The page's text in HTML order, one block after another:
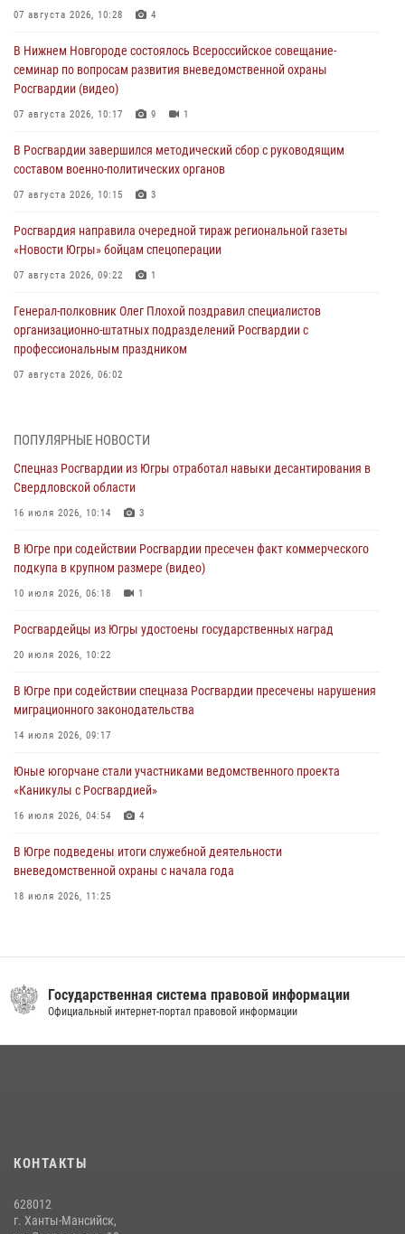
07 августа 2026, 10:28 4
В Нижнем Новгороде состоялось Всероссийское совещание-
семинар по вопросам развития вневедомственной охраны
Росгвардии (видео)
07 августа 2026, 10:17 9 1
В Росгвардии завершился методический сбор с руководящим
составом военно-политических органов
07 августа 2026, 10:15 3
Росгвардия направила очередной тираж региональной газеты
«Новости Югры» бойцам спецоперации
07 августа 2026, 09:22 1
Генерал-полковник Олег Плохой поздравил специалистов
организационно-штатных подразделений Росгвардии с
профессиональным праздником
07 августа 2026, 06:02
Военнослужащие Росгвардии сбили дрон-разведчик ВСУ на южном
направлении
Офицеры Росгвардии и ветераны войск правопорядка почтили
память генерала армии Ивана Кирилловича Яковлева
В Югре при силовой поддержке ОМОН Росгвардии задержаны
06 августа 2026, 09:07 2 1
Урайский отдел вневедомственной охраны Росгвардии отмечает
05 августа 2026, 12:01 3
ПОПУЛЯРНЫЕ НОВОСТИ
Спецназ Росгвардии из Югры отработал навыки десантирования в
Свердловской области
16 июля 2026, 10:14 3
В Югре при содействии Росгвардии пресечен факт коммерческого
подкупа в крупном размере (видео)
10 июля 2026, 06:18 1
Росгвардейцы из Югры удостоены государственных наград
20 июля 2026, 10:22
В Югре при содействии спецназа Росгвардии пресечены нарушения
миграционного законодательства
14 июля 2026, 09:17
Юные югорчане стали участниками ведомственного проекта
«Каникулы с Росгвардией»
16 июля 2026, 04:54 4
В Югре подведены итоги служебной деятельности
вневедомственной охраны с начала года
18 июля 2026, 11:25
В Югре военнослужащие и сотрудники Росгвардии почтили память
11 июля 2026, 12:26
Государственная система правовой информации
Официальный интернет-портал правовой информации
КОНТАКТЫ
628012
г. Ханты-Мансийск,